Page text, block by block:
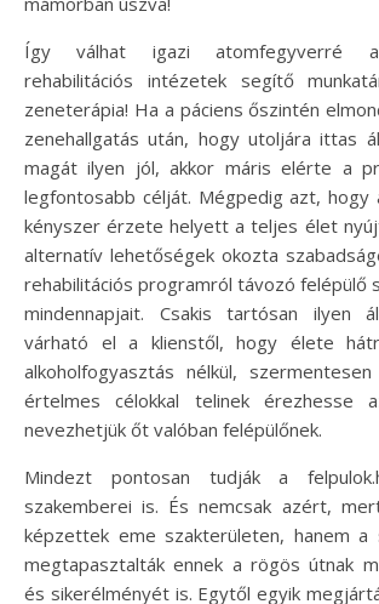
Így válhat igazi atomfegyverré
rehabilitációs intézetek segítő
zeneterápia! Ha a páciens őszintén
zenehallgatás után, hogy utoljára ittas
magát ilyen jól, akkor máris elérte a
legfontosabb célját. Mégpedig azt, hogy
kényszer érzete helyett a teljes élet
alternatív lehetőségek okozta
rehabilitációs programról távozó felépülő
mindennapjait. Csakis tartósan ilyen
várható el a klienstől, hogy élete
alkoholfogyasztás nélkül,
értelmes célokkal telinek érezhesse
nevezhetjük őt valóban felépülőnek.
Mindezt pontosan tudják a
szakemberei is. És nemcsak azért,
képzettek eme szakterületen, hanem a
megtapasztalták ennek a rögös útnak
és sikerélményét is. Egytől egyik